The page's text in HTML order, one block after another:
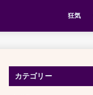
狂気
カテゴリー